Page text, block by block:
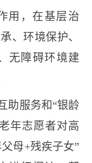
用，在基层治
、环境保护、
无障碍环境建
助服务和“银龄
年志愿者对高
母+残疾子女”